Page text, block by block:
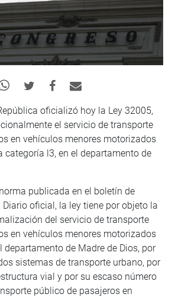
oficializó hoy la Ley 32005,
el servicio de transporte
en vehículos menores motorizados
categoría l3, en el departamento de
publicada en el boletín de
oficial, la ley tiene por objeto la
del servicio de transporte
en vehículos menores motorizados
departamento de Madre de Dios, por
sistemas de transporte urbano, por
vial y por su escaso número
público de pasajeros en